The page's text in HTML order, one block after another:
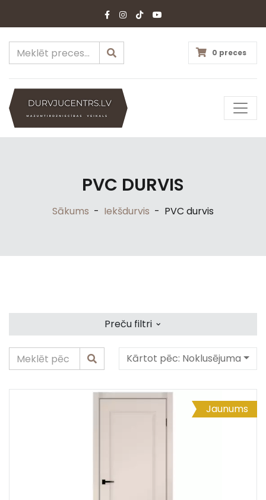
0 preces
PVC DURVIS
Sākums - Iekšdurvis - PVC durvis
Preču filtri ⌄
Kārtot pēc: Noklusējuma
Jaunums